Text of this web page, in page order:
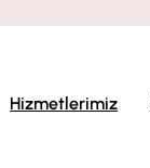
Hizmetlerimiz